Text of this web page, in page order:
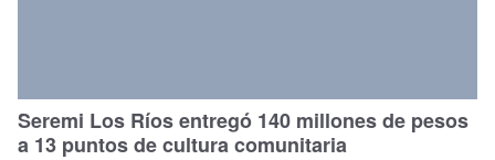
Seremi Los Ríos entregó 140 millones de pesos
a 13 puntos de cultura comunitaria